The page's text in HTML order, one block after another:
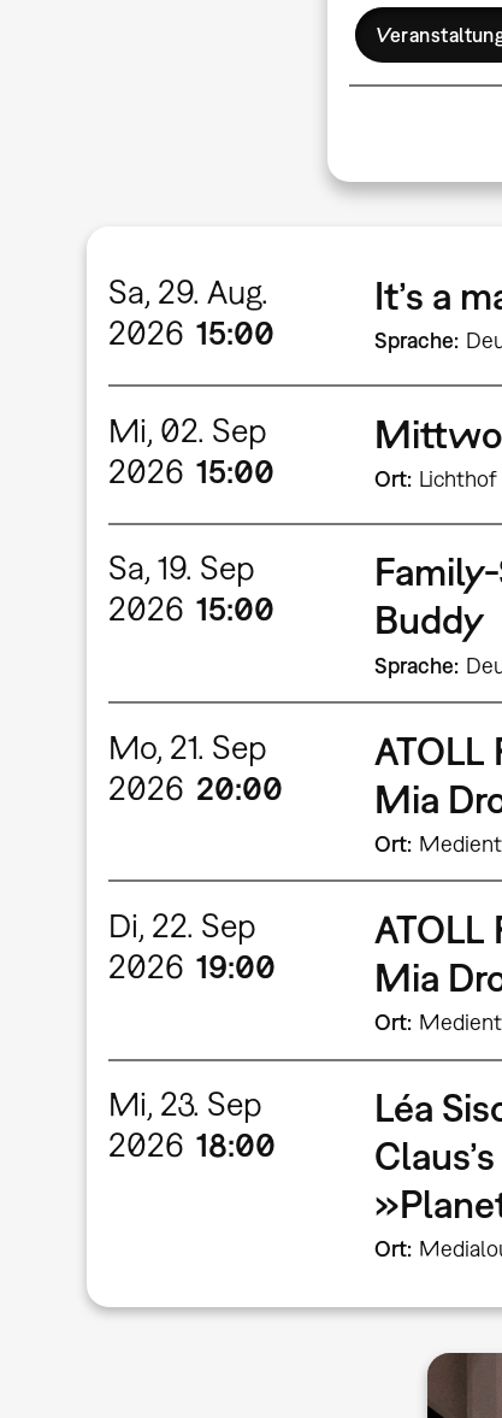
Sa, 29. Aug.
2026 15:00
It’s a
Sprache
Mi, 02. Sep
2026 15:00 Ort Lichthof
Sa, 19. Sep
2026 15:00
Buddy
Sprache
Mo, 21. Sep
2026 20:00
Mia
Ort
Di, 22. Sep
2026 19:00
Mia
Ort
Mi, 23. Sep
2026 18:00
Léa
Ort